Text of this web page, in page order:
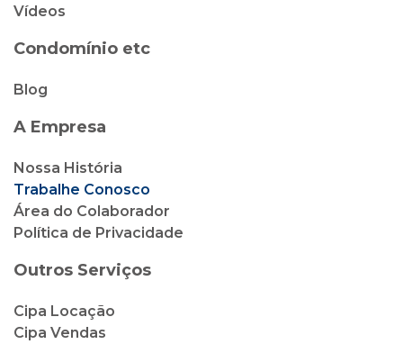
Vídeos
Condomínio etc
Blog
A Empresa
Nossa História
Trabalhe Conosco
Área do Colaborador
Política de Privacidade
Outros Serviços
Cipa Locação
Cipa Vendas